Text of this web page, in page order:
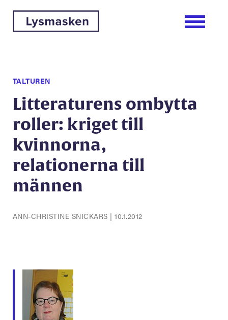
TALTUREN
Litteraturens ombytta
roller: kriget till
kvinnorna,
relationerna till
männen
ANN-CHRISTINE SNICKARS |10.1.2012